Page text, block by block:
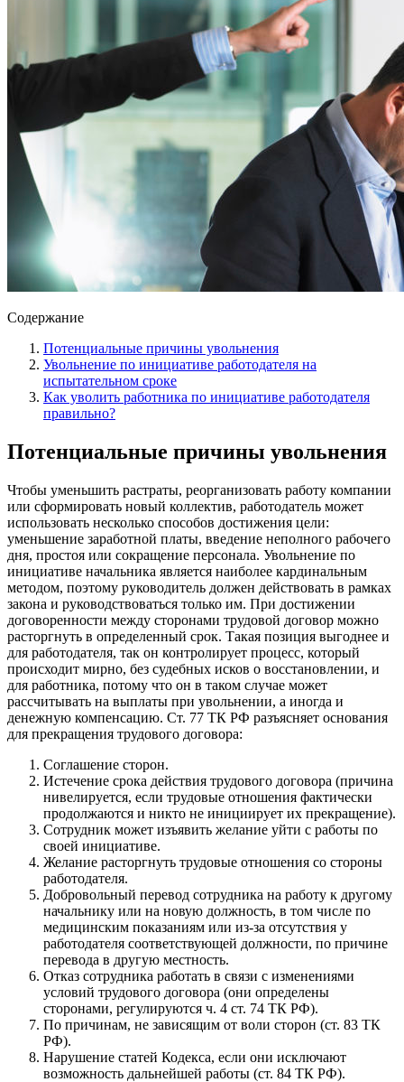
Содержание
Потенциальные причины увольнения
Увольнение по инициативе работодателя на
испытательном сроке
Как уволить работника по инициативе работодателя
правильно?
Потенциальные причины увольнения
Чтобы уменьшить растраты, реорганизовать работу компании
или сформировать новый коллектив, работодатель может
использовать несколько способов достижения цели:
уменьшение заработной платы, введение неполного рабочего
дня, простоя или сокращение персонала. Увольнение по
инициативе начальника является наиболее кардинальным
методом, поэтому руководитель должен действовать в рамках
закона и руководствоваться только им. При достижении
договоренности между сторонами трудовой договор можно
расторгнуть в определенный срок. Такая позиция выгоднее и
для работодателя, так он контролирует процесс, который
происходит мирно, без судебных исков о восстановлении, и
для работника, потому что он в таком случае может
рассчитывать на выплаты при увольнении, а иногда и
денежную компенсацию. Ст. 77 ТК РФ разъясняет основания
для прекращения трудового договора:
Соглашение сторон.
Истечение срока действия трудового договора (причина
нивелируется, если трудовые отношения фактически
продолжаются и никто не инициирует их прекращение).
Сотрудник может изъявить желание уйти с работы по
своей инициативе.
Желание расторгнуть трудовые отношения со стороны
работодателя.
Добровольный перевод сотрудника на работу к другому
начальнику или на новую должность, в том числе по
медицинским показаниям или из-за отсутствия у
работодателя соответствующей должности, по причине
перевода в другую местность.
Отказ сотрудника работать в связи с изменениями
условий трудового договора (они определены
сторонами, регулируются ч. 4 ст. 74 ТК РФ).
По причинам, не зависящим от воли сторон (ст. 83 ТК
РФ).
Нарушение статей Кодекса, если они исключают
возможность дальнейшей работы (ст. 84 ТК РФ).